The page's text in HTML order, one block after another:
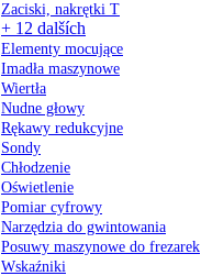
Zaciski, nakrętki T
+ 12 dalších
Elementy mocujące
Imadła maszynowe
Wiertła
Nudne głowy
Rękawy redukcyjne
Sondy
Chłodzenie
Oświetlenie
Pomiar cyfrowy
Narzędzia do gwintowania
Posuwy maszynowe do frezarek
Wskaźniki